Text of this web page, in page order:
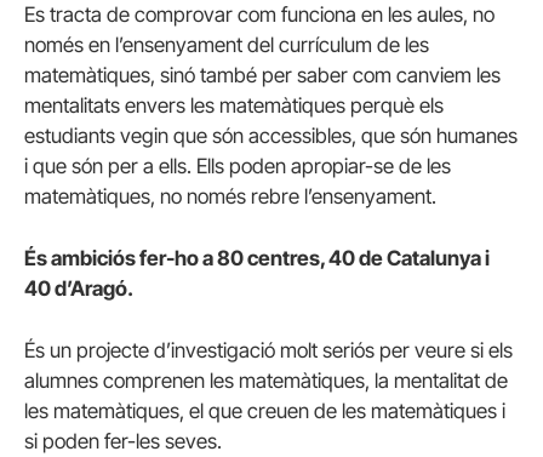
Es tracta de comprovar com funciona en les aules, no
només en l’ensenyament del currículum de les
matemàtiques, sinó també per saber com canviem les
mentalitats envers les matemàtiques perquè els
estudiants vegin que són accessibles, que són humanes
i que són per a ells. Ells poden apropiar-se de les
matemàtiques, no només rebre l’ensenyament.
És ambiciós fer-ho a 80 centres, 40 de Catalunya i
40 d’Aragó.
És un projecte d’investigació molt seriós per veure si els
alumnes comprenen les matemàtiques, la mentalitat de
les matemàtiques, el que creuen de les matemàtiques i
si poden fer-les seves.